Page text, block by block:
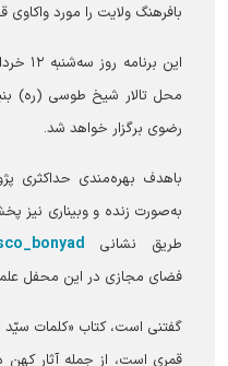
بافرهنگ ولایت را مورد واکاوی
محل تالار شیخ طوسی (ره)
رضوی برگزار خواهد شد.
باهدف بهره‌مندی حداکثری
به‌صورت زنده و وبیناری نیز
طریق نشانی
فضای مجازی در این محفل
گفتنی است، کتاب «کلمات
قمری است، از جمله آثار کهن